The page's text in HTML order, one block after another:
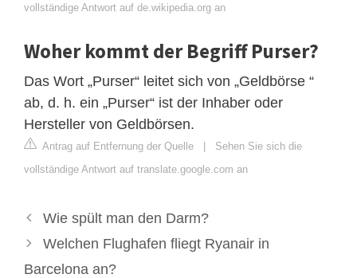
vollständige Antwort auf de.wikipedia.org an
Woher kommt der Begriff Purser?
Das Wort „Purser“ leitet sich von „Geldbörse “
ab, d. h. ein „Purser“ ist der Inhaber oder
Hersteller von Geldbörsen.
Antrag auf Entfernung der Quelle | Sehen Sie sich die
vollständige Antwort auf translate.google.com an
Wie spült man den Darm?
Welchen Flughafen fliegt Ryanair in
Barcelona an?